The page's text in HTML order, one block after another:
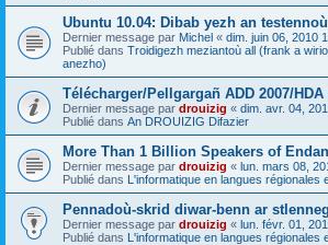
Ubuntu 10.04: Dibab yezh an
Dernier message par Michel « dim. juin 06, 2010
Publié dans Troidigezh meziantoù all (frank a
anezho)
Télécharger/Pellgargañ ADD 2007/HDA
Dernier message par drouizig « dim. avr. 04,
Publié dans An DROUIZIG Difazier
More Than 1 Billion Speakers of
Dernier message par drouizig « lun. mars 08,
Publié dans L'informatique en langues régionales
Pennadoù-skrid diwar-benn ar stlenneg
Dernier message par drouizig « lun. févr. 01,
Publié dans L'informatique en langues régionales